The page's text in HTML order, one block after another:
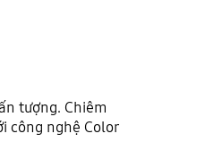
tượng. Chiêm
công nghệ Color